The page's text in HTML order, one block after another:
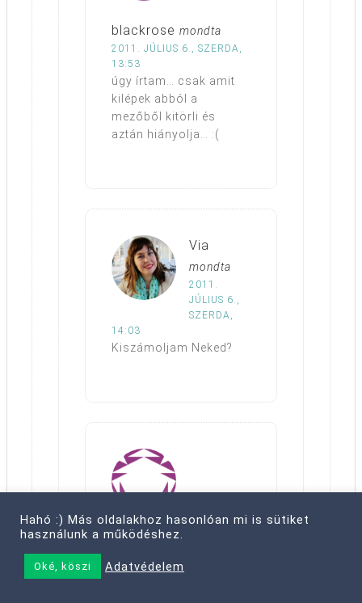
blackrose mondta
2011. JÚLIUS 6., SZERDA,
13:53
úgy írtam… csak amit
kilépek abból a
mezőből kitörli és
aztán hiányolja… :(
Via
mondta
2011.
JÚLIUS 6.,
SZERDA,
14:03
Kiszámoljam Neked?
blackrose
2011. JÚLIUS 6., SZERDA,
Hahó :) Más oldalakhoz hasonlóan mi is sütiket
használunk a működéshez.
Oké, köszi Adatvédelem